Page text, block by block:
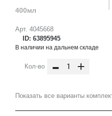
Арт. 4045668
ID: 63895945
400мл
В наличии на дальнем складе
Кол-во - +
Показать все варианты